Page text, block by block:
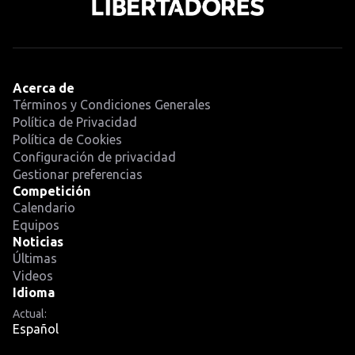
Acerca de
Términos y Condiciones Generales
Política de Privacidad
Política de Cookies
Configuración de privacidad
Gestionar preferencias
Competición
Calendario
Equipos
Noticias
Últimas
Videos
Idioma
Actual:
Español